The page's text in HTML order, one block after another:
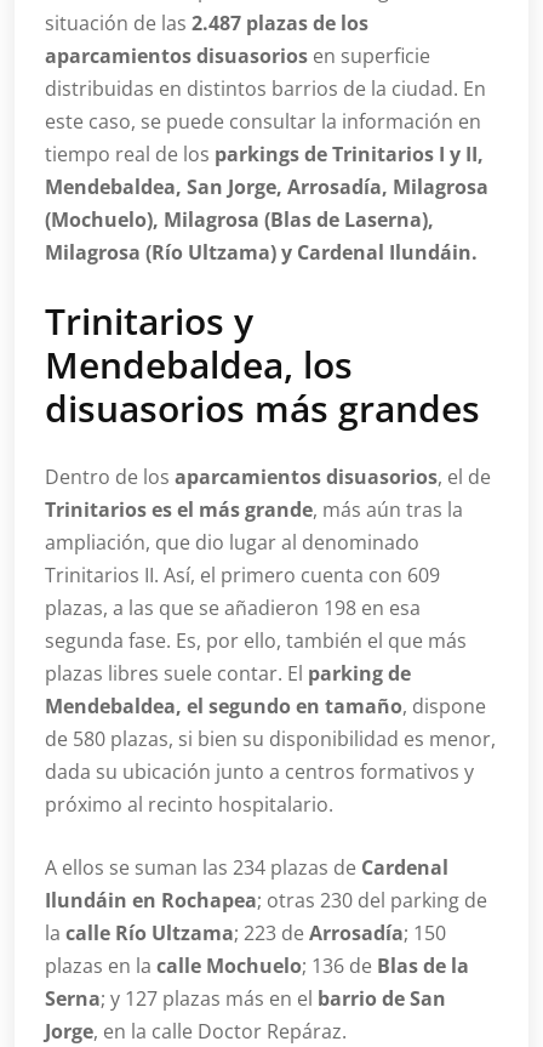
situación de las 2.487 plazas de los
aparcamientos disuasorios en superficie
distribuidas en distintos barrios de la ciudad. En
este caso, se puede consultar la información en
tiempo real de los parkings de Trinitarios I y II,
Mendebaldea, San Jorge, Arrosadía, Milagrosa
(Mochuelo), Milagrosa (Blas de Laserna),
Milagrosa (Río Ultzama) y Cardenal Ilundáin.
Trinitarios y
Mendebaldea, los
disuasorios más grandes
Dentro de los aparcamientos disuasorios, el de
Trinitarios es el más grande, más aún tras la
ampliación, que dio lugar al denominado
Trinitarios II. Así, el primero cuenta con 609
plazas, a las que se añadieron 198 en esa
segunda fase. Es, por ello, también el que más
plazas libres suele contar. El parking de
Mendebaldea, el segundo en tamaño, dispone
de 580 plazas, si bien su disponibilidad es menor,
dada su ubicación junto a centros formativos y
próximo al recinto hospitalario.
A ellos se suman las 234 plazas de Cardenal
Ilundáin en Rochapea; otras 230 del parking de
la calle Río Ultzama; 223 de Arrosadía; 150
plazas en la calle Mochuelo; 136 de Blas de la
Serna; y 127 plazas más en el barrio de San
Jorge, en la calle Doctor Repáraz.